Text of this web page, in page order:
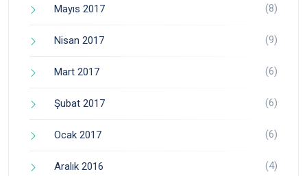
Mayıs 2017 (8)
Nisan 2017 (9)
Mart 2017 (6)
Şubat 2017 (6)
Ocak 2017 (6)
Aralık 2016 (4)